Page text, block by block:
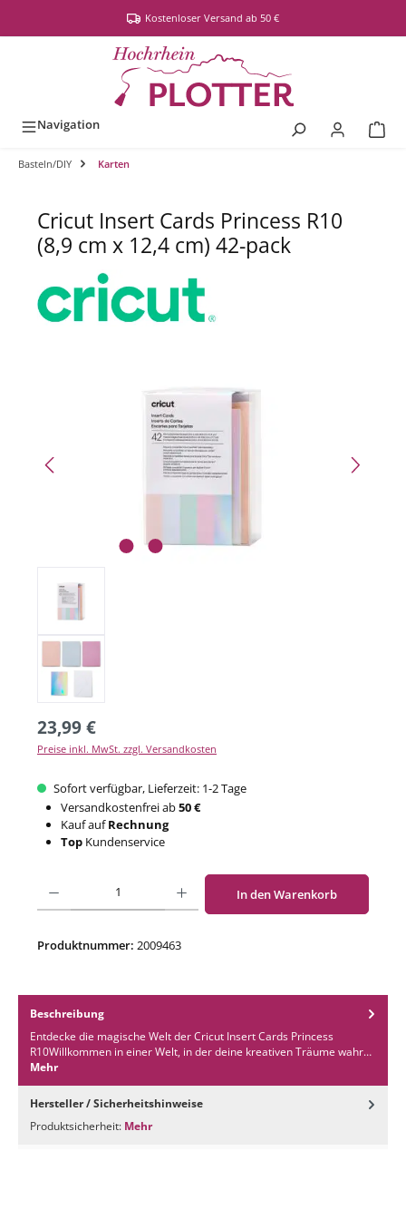
Kostenloser Versand ab 50 €
Navigation
Basteln/DIY Karten
Cricut Insert Cards Princess R10
(8,9 cm x 12,4 cm) 42-pack
23,99 €
Preise inkl. MwSt. zzgl. Versandkosten
Sofort verfügbar, Lieferzeit: 1-2 Tage
Versandkostenfrei ab50 €
Kauf aufRechnung
TopKundenservice
Produkt Anzahl: Gib den gewünschten Wert ein oder benutze die Schaltflächen um
In den Warenkorb
Produktnummer: 2009463
Beschreibung
Entdecke die magische Welt der Cricut Insert Cards Princess
R10Willkommen in einer Welt, in der deine kreativen Träume wahr…
Mehr
Hersteller / Sicherheitshinweise
Produktsicherheit: Mehr